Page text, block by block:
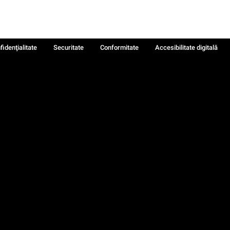
Securitate Conformitate
Accesibilitate digitală